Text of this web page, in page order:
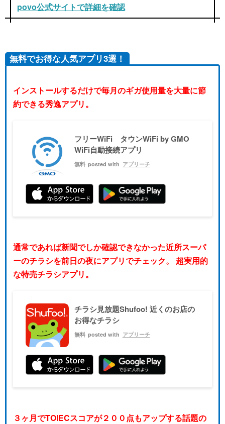
povo公式サイトで詳細を確認
無料でお得な人気アプリ3選！
インストールするだけで毎月のギガ使用量を大量に節
約できる秀逸アプリ。
フリーWiFi タウンWiFi by GMO
WiFi自動接続アプリ
無料 posted with アプリーチ
通常であれば新聞でしか確認できなかった近所スーパ
ーのチラシを前日の夜にアプリでチェック。 超実用的
な特売チラシアプリ。
チラシ見放題Shufoo! 近くのお店の
お得なチラシ
無料 posted with アプリーチ
３ヶ月でTOIECスコアが２００点もアップする話題の